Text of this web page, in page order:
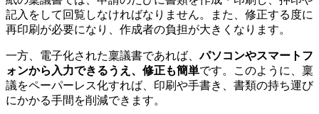
記入をして回覧しなければなりません。また、修正する度に
再印刷が必要になり、作成者の負担が大きくなります。
一方、電子化された稟議書であれば、パソコンやスマートフ
ォンから入力できるうえ、修正も簡単です。このように、稟
議をペーパーレス化すれば、印刷や手書き、書類の持ち運び
にかかる手間を削減できます。